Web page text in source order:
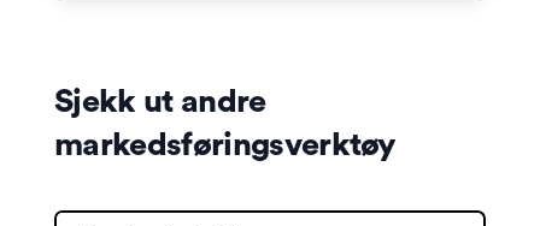
Sjekk ut andre
markedsføringsverktøy